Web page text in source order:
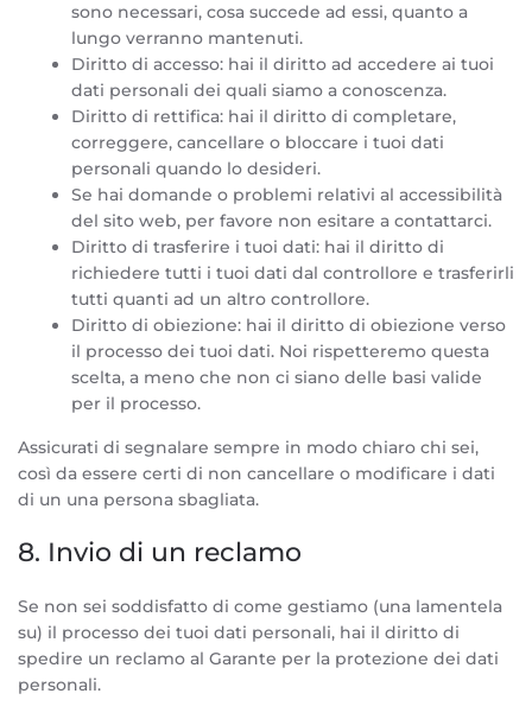
sono necessari, cosa succede ad essi, quanto a
lungo verranno mantenuti.
Diritto di accesso: hai il diritto ad accedere ai tuoi
dati personali dei quali siamo a conoscenza.
Diritto di rettifica: hai il diritto di completare,
correggere, cancellare o bloccare i tuoi dati
personali quando lo desideri.
Se hai domande o problemi relativi al accessibilità
del sito web, per favore non esitare a contattarci.
Diritto di trasferire i tuoi dati: hai il diritto di
richiedere tutti i tuoi dati dal controllore e trasferirli
tutti quanti ad un altro controllore.
Diritto di obiezione: hai il diritto di obiezione verso
il processo dei tuoi dati. Noi rispetteremo questa
scelta, a meno che non ci siano delle basi valide
per il processo.
Assicurati di segnalare sempre in modo chiaro chi sei,
così da essere certi di non cancellare o modificare i dati
di un una persona sbagliata.
8. Invio di un reclamo
Se non sei soddisfatto di come gestiamo (una lamentela
su) il processo dei tuoi dati personali, hai il diritto di
spedire un reclamo al Garante per la protezione dei dati
personali.